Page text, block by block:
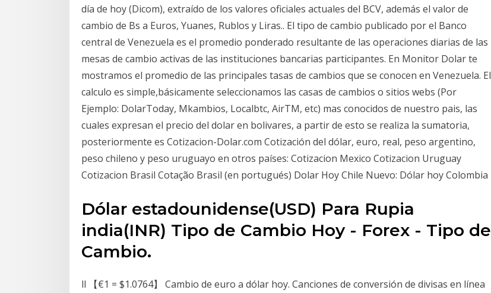
día de hoy (Dicom), extraído de los valores oficiales actuales del BCV, además el valor de
cambio de Bs a Euros, Yuanes, Rublos y Liras.. El tipo de cambio publicado por el Banco
central de Venezuela es el promedio ponderado resultante de las operaciones diarias de las
mesas de cambio activas de las instituciones bancarias participantes. En Monitor Dolar te
mostramos el promedio de las principales tasas de cambios que se conocen en Venezuela. El
calculo es simple,básicamente seleccionamos las casas de cambios o sitios webs (Por
Ejemplo: DolarToday, Mkambios, Localbtc, AirTM, etc) mas conocidos de nuestro pais, las
cuales expresan el precio del dolar en bolivares, a partir de esto se realiza la sumatoria,
posteriormente es Cotizacion-Dolar.com Cotización del dólar, euro, real, peso argentino,
peso chileno y peso uruguayo en otros países: Cotizacion Mexico Cotizacion Uruguay
Cotizacion Brasil Cotação Brasil (en portugués) Dolar Hoy Chile Nuevo: Dólar hoy Colombia
Dólar estadounidense(USD) Para Rupia
india(INR) Tipo de Cambio Hoy - Forex - Tipo de
Cambio.
ll 【€1 = $1.0764】 Cambio de euro a dólar hoy. Canciones de conversión de divisas en línea